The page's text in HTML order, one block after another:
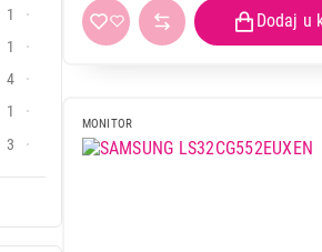
1
1
4
1
3
1
MONITOR